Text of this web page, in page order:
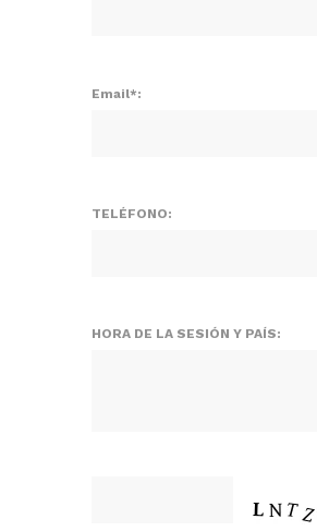
Email*:
TELÉFONO:
HORA DE LA SESIÓN Y PAÍS: